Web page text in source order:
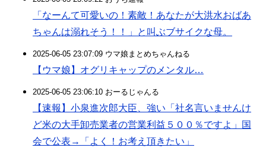
「なーんて可愛いの！素敵！あなたが大洪水おばあ
ちゃんは溺れそう！！」と叫ぶブサイクな母。
2025-06-05 23:07:09 ウマ娘まとめちゃんねる
【ウマ娘】オグリキャップのメンタル…
2025-06-05 23:06:10 おーるじゃんる
【速報】小泉進次郎大臣、強い「社名言いませんけ
ど米の大手卸売業者の営業利益５００％ですよ」国
会で公表→「よく！お考え頂きたい」